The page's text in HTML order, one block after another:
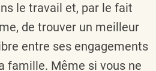
le travail et, par le fait
de trouver un meilleur
entre ses engagements
famille. Même si vous ne